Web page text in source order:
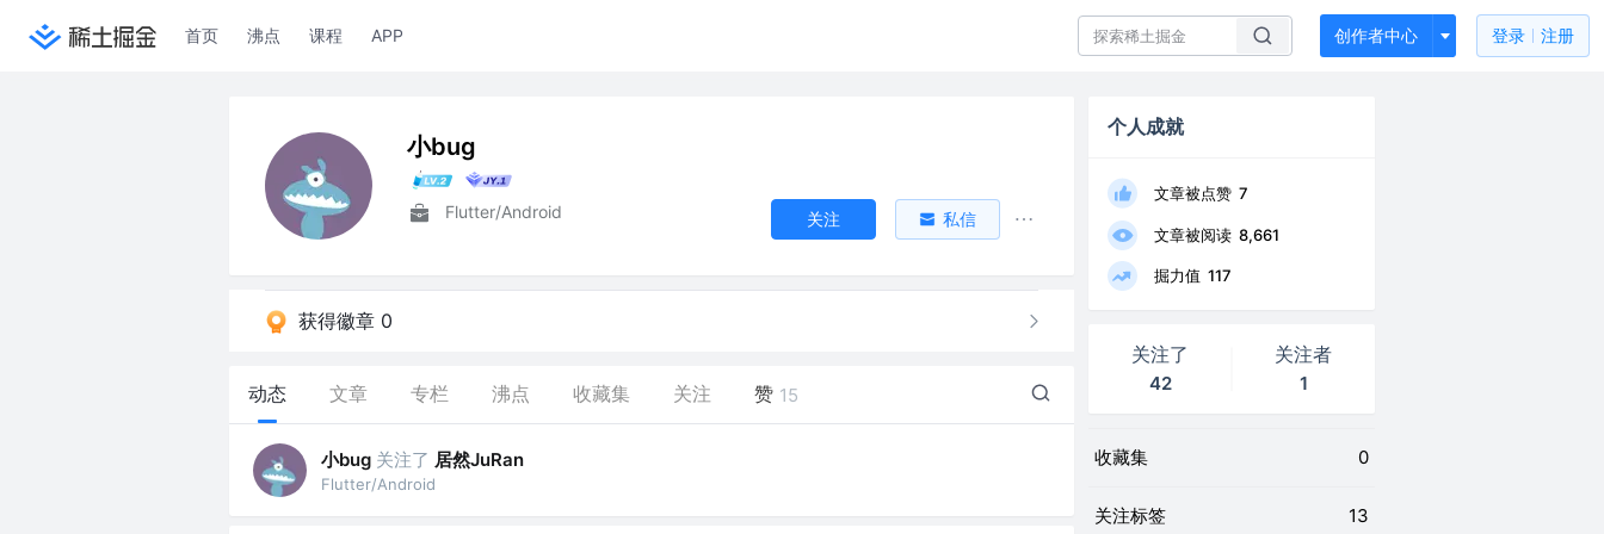
首页 沸点 课程 APP 创作者中心 登录 注册
小bug
Flutter/Android 关注 私信
获得徽章 0
动态 文章 专栏 沸点 收藏集 关注 赞 15
小bug 关注了 居然JuRan
Flutter/Android
个人成就
文章被点赞 7
文章被阅读 8,661
掘力值 117
关注了
42
关注者
1
收藏集 0
关注标签 13